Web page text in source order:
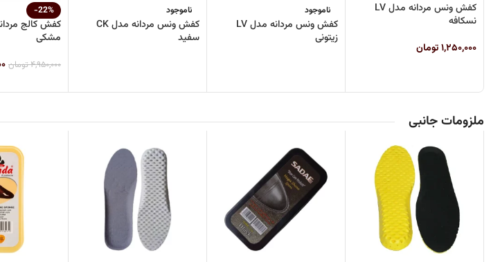
کفش ونس مردانه مدل LV
نسکافه
۱,۲۵۰,۰۰۰تومان
ناموجود
کفش ونس مردانه مدل LV
زیتونی
ناموجود
کفش ونس مردانه مدل CK
سفید
-22%
مشکی
۴,۹۵۰,۰۰۰تومان
ملزومات جانبی